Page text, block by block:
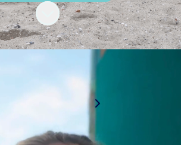
Zum Inhalt scrollen
Ausbildung in Kappeln